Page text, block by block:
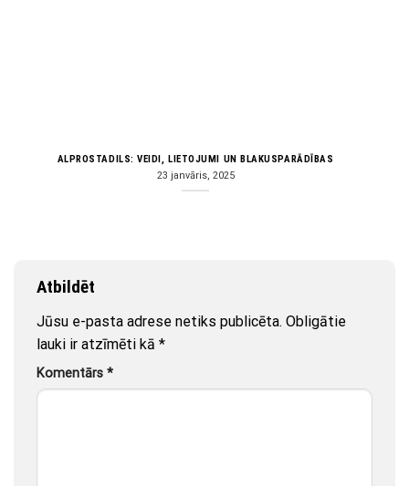
ALPROSTADILS: VEIDI, LIETOJUMI UN BLAKUSPARĀDĪBAS
23 janvāris, 2025
Atbildēt
Jūsu e-pasta adrese netiks publicēta. Obligātie
lauki ir atzīmēti kā *
Komentārs *